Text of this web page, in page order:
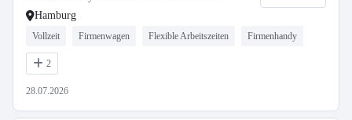
Hamburg
Vollzeit Firmenwagen Flexible Arbeitszeiten Firmenhandy
2
28.07.2026